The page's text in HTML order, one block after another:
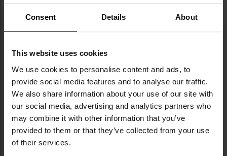
Consent Details About
This website uses cookies
We use cookies to personalise content and ads, to
provide social media features and to analyse our traffic.
We also share information about your use of our site with
our social media, advertising and analytics partners who
may combine it with other information that you’ve
provided to them or that they’ve collected from your use
of their services.
NAJWAŻNIEJSZE CECHY
inspirowane krojem BDU
wykonane z trwałej bawełny Rip-Stop o gramaturze
220 g/m2
wzmocnienia na kolanach i pośladkach
sześć kieszeni: dwie boczne, dwie tylne z patkami,
dwie cargo z patkami